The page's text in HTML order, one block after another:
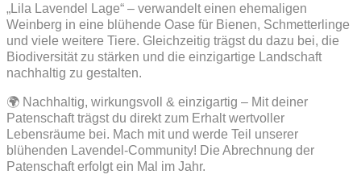
„Lila Lavendel Lage“ – verwandelt einen ehemaligen
Weinberg in eine blühende Oase für Bienen, Schmetterlinge
und viele weitere Tiere. Gleichzeitig trägst du dazu bei, die
Biodiversität zu stärken und die einzigartige Landschaft
nachhaltig zu gestalten.
🌍 Nachhaltig, wirkungsvoll & einzigartig – Mit deiner
Patenschaft trägst du direkt zum Erhalt wertvoller
Lebensräume bei. Mach mit und werde Teil unserer
blühenden Lavendel-Community! Die Abrechnung der
Patenschaft erfolgt ein Mal im Jahr.